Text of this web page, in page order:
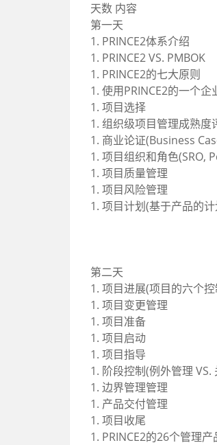
天数 内容
第一天
1. PRINCE2体系介绍
1. PRINCE2 VS. PMBOK
1. PRINCE2的七大原则
1. 使用PRINCE2的一个企
1. 项目选择
1. 组织级项目管理成熟
1. 商业论证(Business
1. 项目组织和角色
1. 项目质量管理
1. 项目风险管理
1. 项目计划(基于产品的
第二天
1. 项目进展(项目的六个
1. 项目变更管理
1. 项目准备
1. 项目启动
1. 项目指导
1. 阶段控制(例外管理 VS.
1. 边界管理管理
1. 产品交付管理
1. 项目收尾
1. PRINCE2的26个管理产